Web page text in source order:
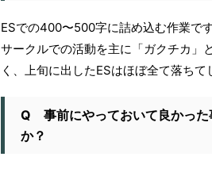
ESでの400〜500字に詰め込む作業です
サークルでの活動を主に「ガクチカ」
く、上旬に出したESはほぼ全て落ちて
Q 事前にやっておいて良かった
か？